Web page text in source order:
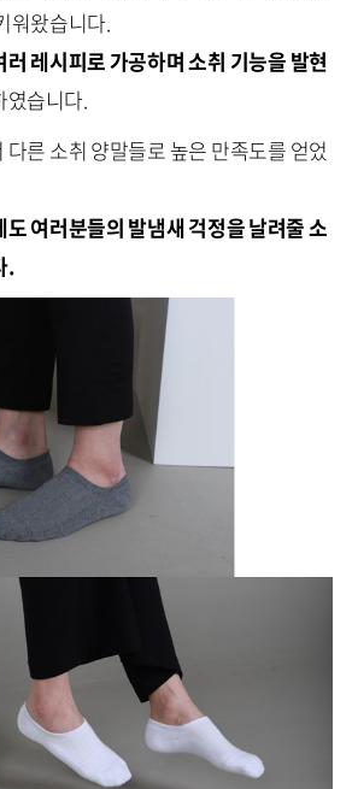
워왔습니다.
러 레시피로 가공하며 소취 기능을 발현
였습니다.
른 소취 양말들로 높은 만족도를 얻었
여러분들의 발냄새 걱정을 날려줄 소
.